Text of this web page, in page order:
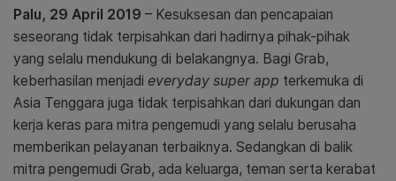
Palu, 29 April 2019 – Kesuksesan dan pencapaian
seseorang tidak terpisahkan dari hadirnya pihak-pihak
yang selalu mendukung di belakangnya. Bagi Grab,
keberhasilan menjadi everyday super app terkemuka di
Asia Tenggara juga tidak terpisahkan dari dukungan dan
kerja keras para mitra pengemudi yang selalu berusaha
memberikan pelayanan terbaiknya. Sedangkan di balik
mitra pengemudi Grab, ada keluarga, teman serta kerabat